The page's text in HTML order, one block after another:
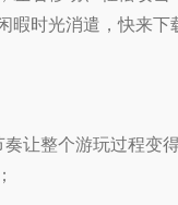
暇时光消遣，快来下
让整个游玩过程变